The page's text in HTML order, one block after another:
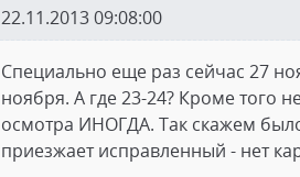
22.11.2013 09:08:00
Специально еще раз сейчас 27
ноября. А где 23-24? Кроме того
осмотра ИНОГДА. Так скажем
приезжает исправленный - нет